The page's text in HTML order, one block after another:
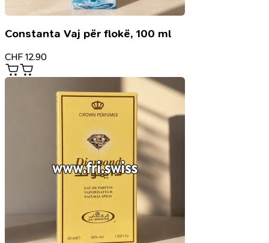
Constanta Vaj për flokë, 100 ml
CHF 12.90